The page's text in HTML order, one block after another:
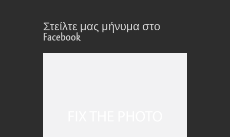
Στείλτε μας μήνυμα στο
Facebook